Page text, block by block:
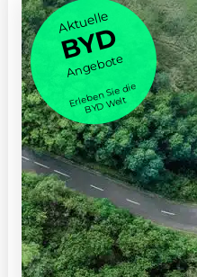
Aktuelle
BYD
Angebote
Erleben Sie die
BYD Welt